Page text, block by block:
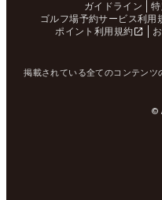
ガイドライン
ゴルフ場予約サービス利用
ポイント利用規約
掲載されている全てのコンテンツ
©